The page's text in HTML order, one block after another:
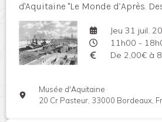
d'Aquitaine "Le Monde d’Après.
Jeu 31 juil.
11h00 -
De 2,00€ à
Musée d'Aquitaine
20 Cr Pasteur, 33000 Bordeaux,